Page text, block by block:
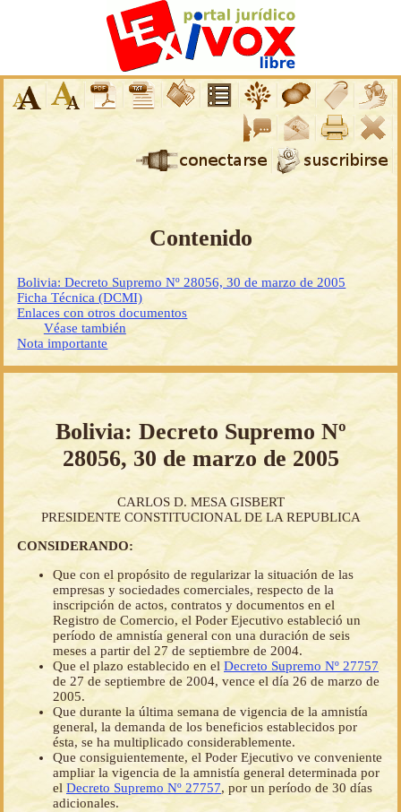
Contenido
Bolivia: Decreto Supremo Nº 28056, 30 de marzo de 2005
Ficha Técnica (DCMI)
Enlaces con otros documentos
Véase también
Nota importante
Bolivia: Decreto Supremo Nº
28056, 30 de marzo de 2005
CARLOS D. MESA GISBERT
PRESIDENTE CONSTITUCIONAL DE LA REPUBLICA
CONSIDERANDO:
Que con el propósito de regularizar la situación de las
empresas y sociedades comerciales, respecto de la
inscripción de actos, contratos y documentos en el
Registro de Comercio, el Poder Ejecutivo estableció un
período de amnistía general con una duración de seis
meses a partir del 27 de septiembre de 2004.
Que el plazo establecido en el Decreto Supremo Nº 27757
de 27 de septiembre de 2004, vence el día 26 de marzo de
2005.
Que durante la última semana de vigencia de la amnistía
general, la demanda de los beneficios establecidos por
ésta, se ha multiplicado considerablemente.
Que consiguientemente, el Poder Ejecutivo ve conveniente
ampliar la vigencia de la amnistía general determinada por
el Decreto Supremo Nº 27757, por un período de 30 días
adicionales.